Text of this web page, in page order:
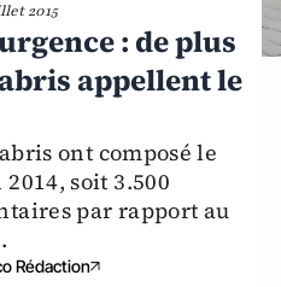
2015
: de plus
appellent le
ont composé le
soit 3.500
par rapport au
Rédaction